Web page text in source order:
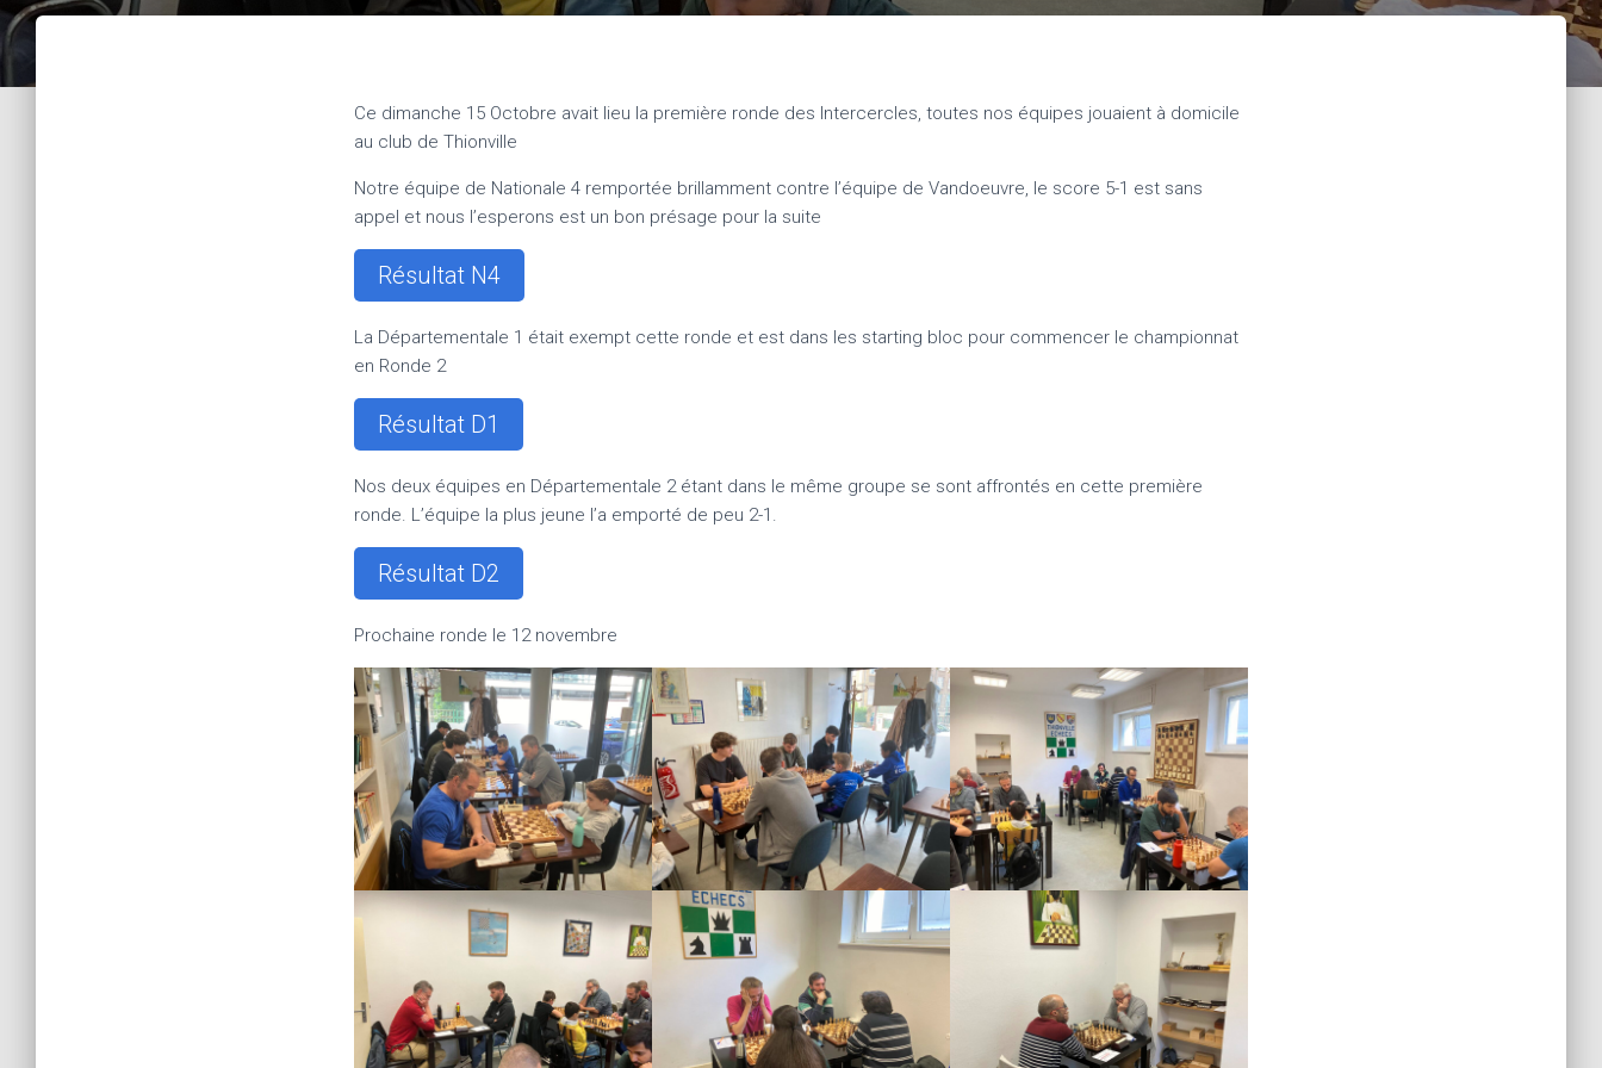
Ce dimanche 15 Octobre avait lieu la première ronde des Intercercles, toutes nos équipes jouaient à domicile
au club de Thionville
Notre équipe de Nationale 4 remportée brillamment contre l’équipe de Vandoeuvre, le score 5-1 est sans
appel et nous l’esperons est un bon présage pour la suite
Résultat N4
La Départementale 1 était exempt cette ronde et est dans les starting bloc pour commencer le championnat
en Ronde 2
Résultat D1
Nos deux équipes en Départementale 2 étant dans le même groupe se sont affrontés en cette première
ronde. L’équipe la plus jeune l’a emporté de peu 2-1.
Résultat D2
Prochaine ronde le 12 novembre